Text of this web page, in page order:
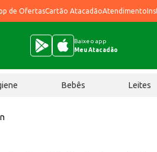
de OfertasCartão AtacadãoAtendimento
Baixe o app
Meu Atacadão
Bebês Leites